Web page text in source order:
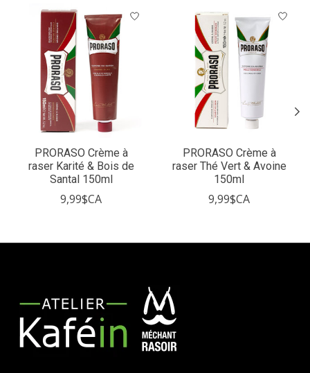
Articles du carrousel de produits
PRORASO Crème à
raser Karité & Bois de
Santal 150ml
9,99$CA
PRORASO Crème à
raser Thé Vert & Avoine
150ml
9,99$CA